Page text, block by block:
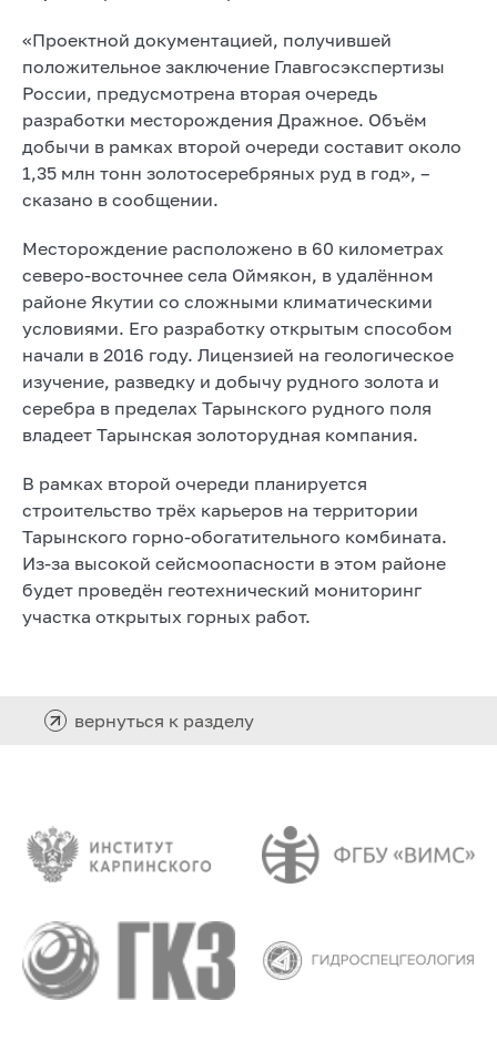
«Проектной документацией, получившей
положительное заключение Главгосэкспертизы
России, предусмотрена вторая очередь
разработки месторождения Дражное. Объём
добычи в рамках второй очереди составит около
1,35 млн тонн золотосеребряных руд в год», –
сказано в сообщении.
Месторождение расположено в 60 километрах
северо-восточнее села Оймякон, в удалённом
районе Якутии со сложными климатическими
условиями. Его разработку открытым способом
начали в 2016 году. Лицензией на геологическое
изучение, разведку и добычу рудного золота и
серебра в пределах Тарынского рудного поля
владеет Тарынская золоторудная компания.
В рамках второй очереди планируется
строительство трёх карьеров на территории
Тарынского горно-обогатительного комбината.
Из-за высокой сейсмоопасности в этом районе
будет проведён геотехнический мониторинг
участка открытых горных работ.
вернуться к разделу